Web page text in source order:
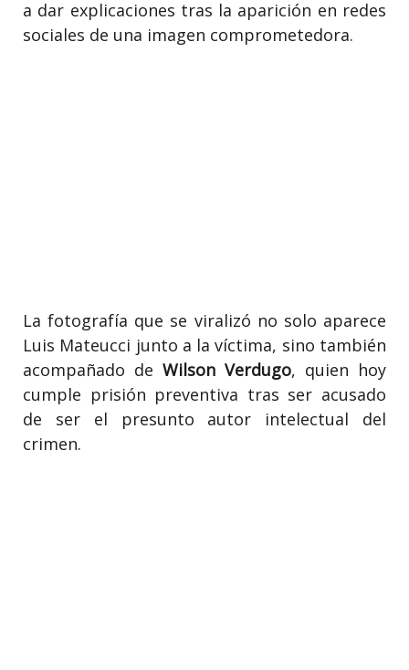
a dar explicaciones tras la aparición en redes
sociales de una imagen comprometedora.
La fotografía que se viralizó no solo aparece
Luis Mateucci junto a la víctima, sino también
acompañado de Wilson Verdugo, quien hoy
cumple prisión preventiva tras ser acusado
de ser el presunto autor intelectual del
crimen.